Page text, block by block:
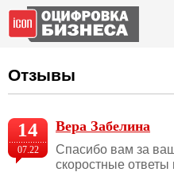
Отзывы
14
07.22
Вера Забелина
Спасибо вам за
скоростные